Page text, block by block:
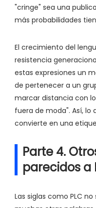
"cringe" sea una
más probabilidades
El crecimiento del
resistencia
estas expresiones un
de pertenecer a un
marcar distancia con
fuera de moda". Así,
convierte en una
Parte 4.
parecidos a
Las siglas como PLC